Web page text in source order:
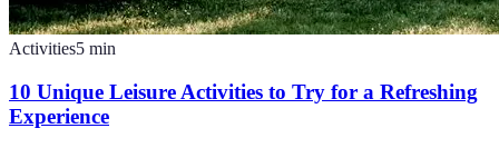
Activities5 min
10 Unique Leisure Activities to Try for a Refreshing
Experience